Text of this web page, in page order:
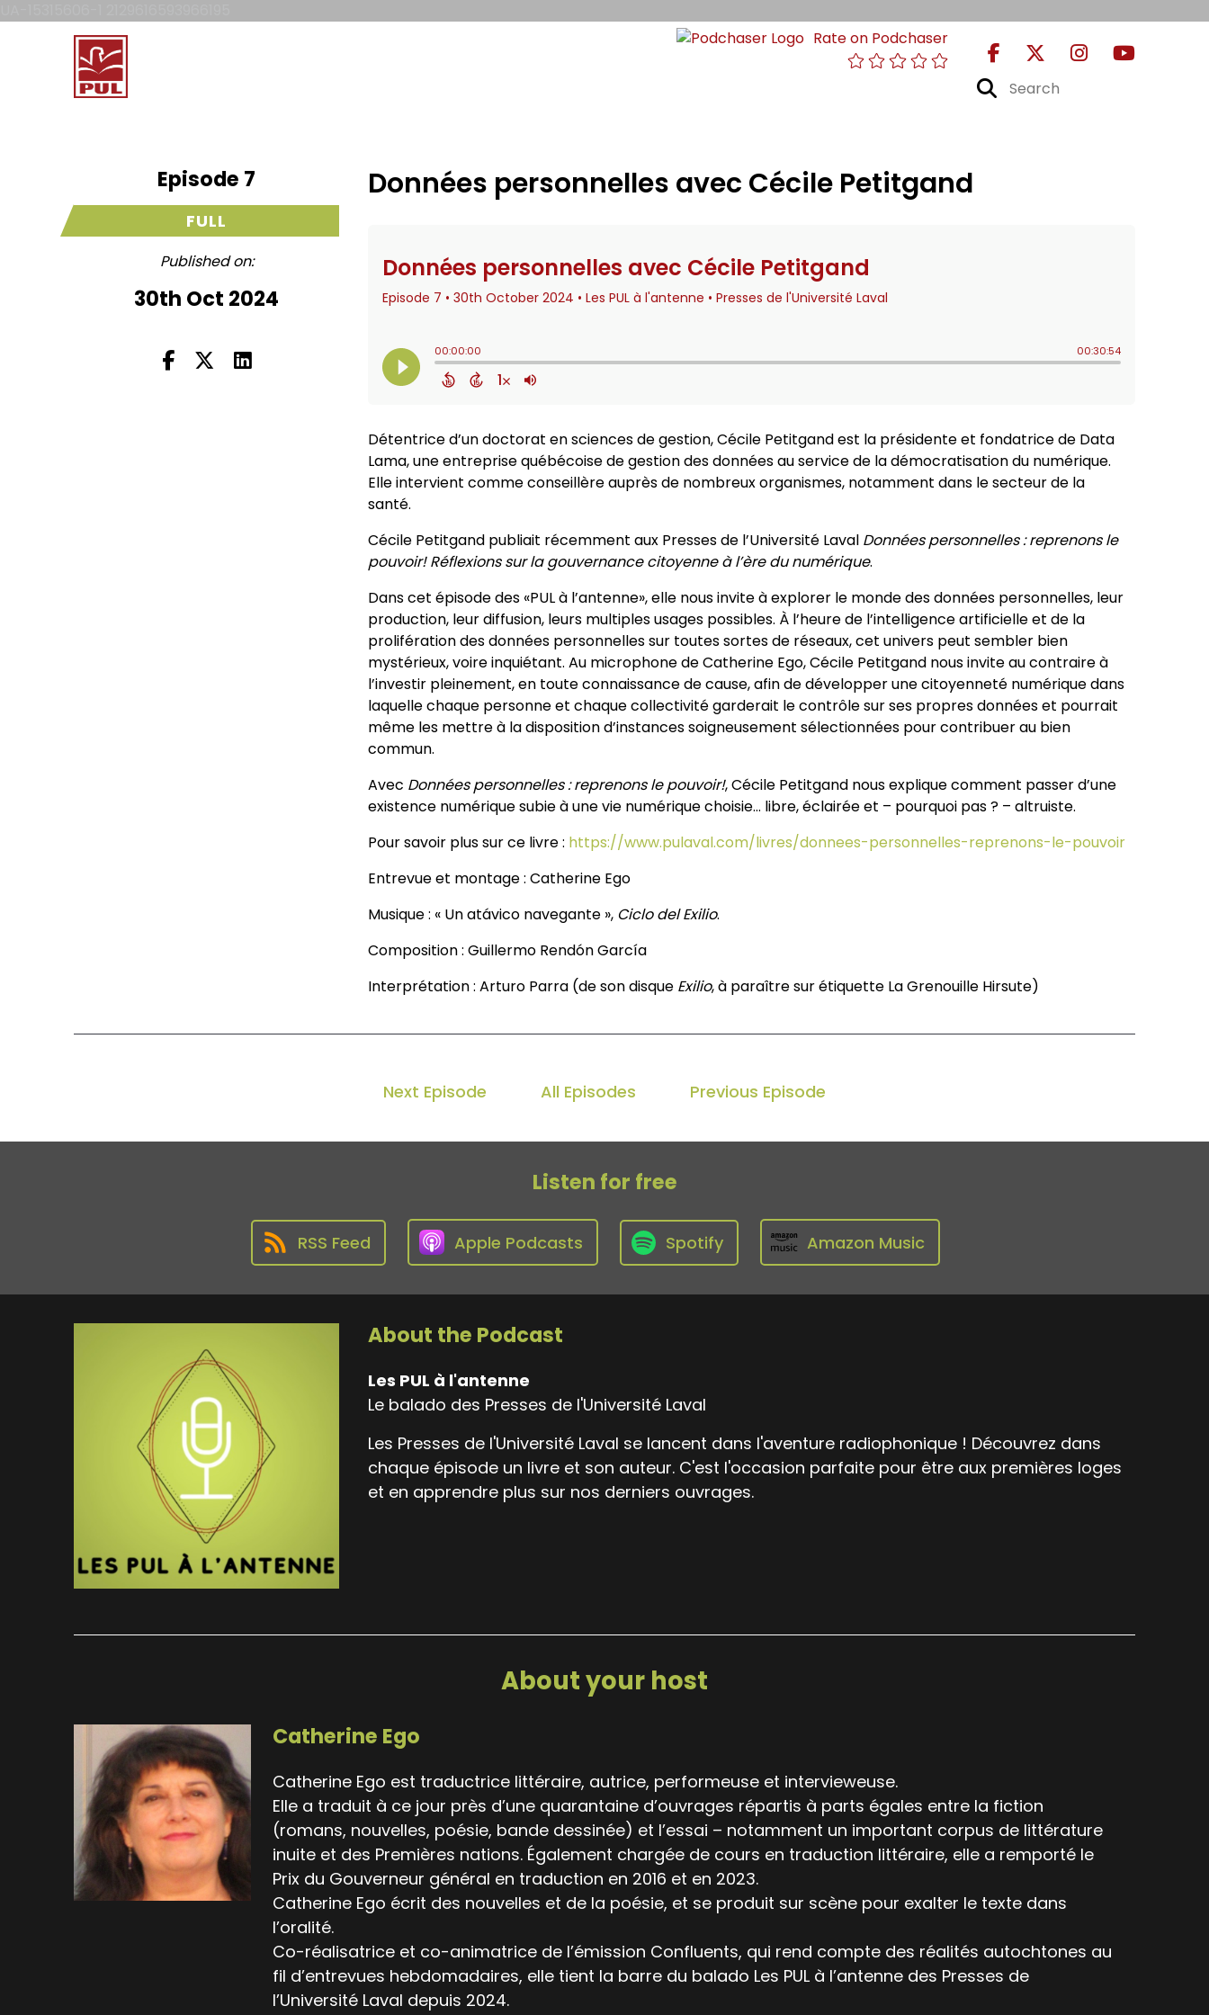
Rate on Podchaser
Episode 7
FULL
Published on:
30th Oct 2024
Données personnelles avec Cécile Petitgand
Détentrice d’un doctorat en sciences de gestion, Cécile Petitgand est la présidente et fondatrice de Data
Lama, une entreprise québécoise de gestion des données au service de la démocratisation du numérique.
Elle intervient comme conseillère auprès de nombreux organismes, notamment dans le secteur de la
santé.
Cécile Petitgand publiait récemment aux Presses de l’Université Laval Données personnelles : reprenons le
pouvoir! Réflexions sur la gouvernance citoyenne à l’ère du numérique.
Dans cet épisode des «PUL à l’antenne», elle nous invite à explorer le monde des données personnelles, leur
production, leur diffusion, leurs multiples usages possibles. À l’heure de l’intelligence artificielle et de la
prolifération des données personnelles sur toutes sortes de réseaux, cet univers peut sembler bien
mystérieux, voire inquiétant. Au microphone de Catherine Ego, Cécile Petitgand nous invite au contraire à
l’investir pleinement, en toute connaissance de cause, afin de développer une citoyenneté numérique dans
laquelle chaque personne et chaque collectivité garderait le contrôle sur ses propres données et pourrait
même les mettre à la disposition d’instances soigneusement sélectionnées pour contribuer au bien
commun.
Avec Données personnelles : reprenons le pouvoir!, Cécile Petitgand nous explique comment passer d’une
existence numérique subie à une vie numérique choisie… libre, éclairée et – pourquoi pas ? – altruiste.
Pour savoir plus sur ce livre : https://www.pulaval.com/livres/donnees-personnelles-reprenons-le-pouvoir
Entrevue et montage : Catherine Ego
Musique : « Un atávico navegante », Ciclo del Exilio.
Composition : Guillermo Rendón García
Interprétation : Arturo Parra (de son disque Exilio, à paraître sur étiquette La Grenouille Hirsute)
Next Episode All Episodes Previous Episode
Listen for free
RSS Feed Apple Podcasts Spotify Amazon Music
About the Podcast
Les PUL à l'antenne
Le balado des Presses de l'Université Laval
Les Presses de l'Université Laval se lancent dans l'aventure radiophonique ! Découvrez dans
chaque épisode un livre et son auteur. C'est l'occasion parfaite pour être aux premières loges
et en apprendre plus sur nos derniers ouvrages.
About your host
Catherine Ego
Catherine Ego est traductrice littéraire, autrice, performeuse et intervieweuse.
Elle a traduit à ce jour près d’une quarantaine d’ouvrages répartis à parts égales entre la fiction
(romans, nouvelles, poésie, bande dessinée) et l’essai – notamment un important corpus de littérature
inuite et des Premières nations. Également chargée de cours en traduction littéraire, elle a remporté le
Prix du Gou­verneur général en traduction en 2016 et en 2023.
Catherine Ego écrit des nou­velles et de la poésie, et se pro­duit sur scène pour exalter le texte dans
l’oralité.
Co-réalisatrice et co-animatrice de l’émission Confluents, qui rend compte des réalités autochtones au
fil d’entrevues hebdomadaires, elle tient la barre du balado Les PUL à l’antenne des Presses de
l’Université Laval depuis 2024.